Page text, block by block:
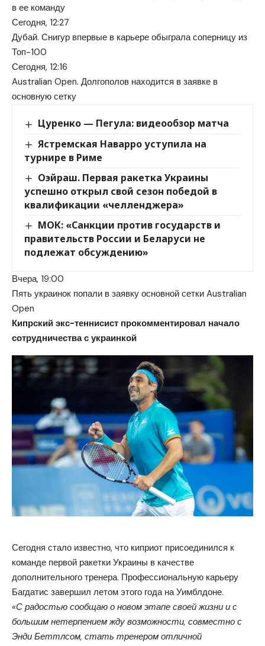
в ее команду
Сегодня, 12:27
Дубай. Снигур впервые в карьере обыграла соперницу из
Топ-100
Сегодня, 12:16
Australian Open. Долгополов находится в заявке в
основную сетку
Цуренко — Пегула: видеообзор матча
Ястремская Наварро уступила на
турнире в Риме
Оэйраш. Первая ракетка Украины
успешно открыл свой сезон победой в
квалификации «челленджера»
МОК: «Санкции против государств и
правительств России и Беларуси не
подлежат обсуждению»
Вчера, 19:00
Пять украинок попали в заявку основной сетки Australian
Open
Кипрский экс-теннисист прокомментировал начало
сотрудничества с украинкой
Сегодня стало известно, что киприот присоединился к
команде первой ракетки Украины в качестве
дополнительного тренера. Профессиональную карьеру
Багдатис завершил летом этого года на Уимблдоне.
«С радостью сообщаю о новом этапе своей жизни и с
большим нетерпением жду возможности, совместно с
Энди Беттлсом, стать тренером отличной